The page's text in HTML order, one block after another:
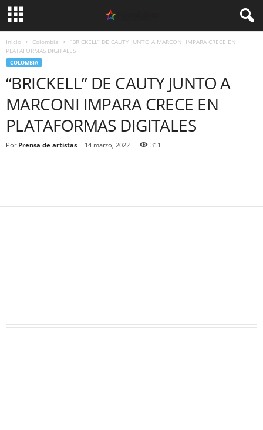
Inicio Colombia
“BRICKELL” DE CAUTY JUNTO A MARCONI IMPARA CRECE EN
PLATAFORMAS DIGITALES
COLOMBIA
“BRICKELL” DE CAUTY JUNTO A
MARCONI IMPARA CRECE EN
PLATAFORMAS DIGITALES
Por Prensa de artistas - 14 marzo, 2022 311